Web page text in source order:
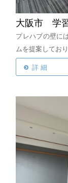
大阪市 学
プレハブの壁に
ムを提案してお
詳 細